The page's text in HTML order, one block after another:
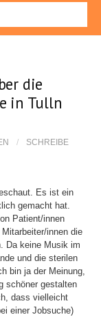
die
in Tulln
/
SCHREIBE
Es ist ein
gemacht hat.
Patient/innen
innen die
Da keine Musik im
und die sterilen
bin ja der Meinung,
schöner gestalten
dass vielleicht
einer Jobsuche)